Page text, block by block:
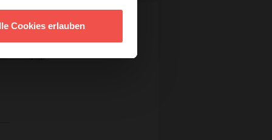
Cookies erlauben